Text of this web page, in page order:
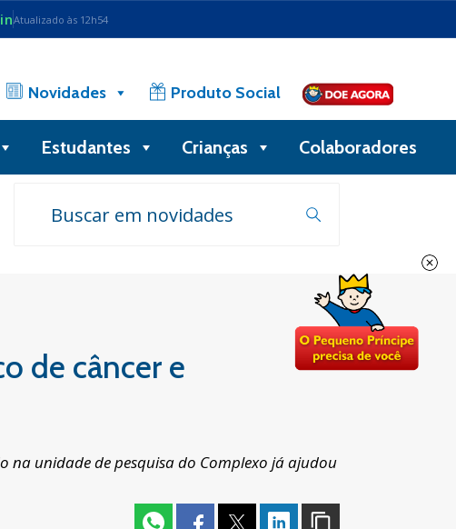
Atualizado às 12h54
Novidades Produto Social
Estudantes Crianças Colaboradores
de câncer e
na unidade de pesquisa do Complexo já ajudou